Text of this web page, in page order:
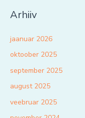
Arhiiv
jaanuar 2026
oktoober 2025
september 2025
august 2025
veebruar 2025